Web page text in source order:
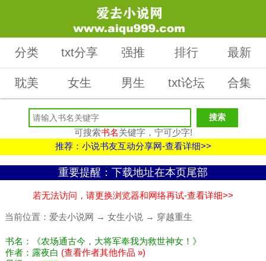
分类 txt分享 强推 排行 最新
耽美 女生 男生 txt论坛 合集
可搜索书名关键字，宁可少字!
推荐：小说书友互动分享网-查看详细>>
重要提醒：下载地址在本页尾部
若无法访问，请更换浏览器和网络再试-查看详细>>
当前位置： 爱去小说网 → 女生小说 → 穿越重生
书名：《农场通古今，大将军奉我为救世神女！》
作者：露夜白 (查看作者其他作品 »)